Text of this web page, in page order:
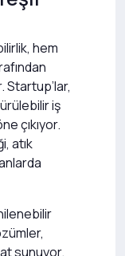
hem
iş
çıkıyor.
atık
sunuyor.